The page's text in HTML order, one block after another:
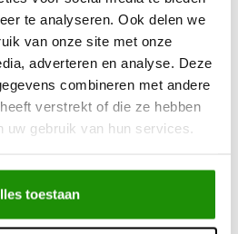
te analyseren. Ook delen we
van onze site met onze
adverteren en analyse. Deze
combineren met andere
verstrekt of die ze hebben
uw gebruik van hun services.
toestaan
je in nat gras staat te prutsen.
op het dak van je 4x4 en je bent
droog en comfortabel.
offroaders voor een
is. Je slaapt hoger, vaak
blijft properder. Daarnaast voelt